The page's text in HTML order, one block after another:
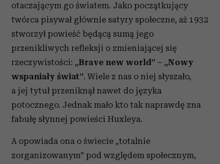
otaczającym go światem. Jako początkujący
twórca pisywał głównie satyry społeczne, aż 1932
stworzył powieść będącą sumą jego
przenikliwych refleksji o zmieniającej się
rzeczywistości: „Brave new world” – „Nowy
wspaniały świat”. Wiele z nas o niej słyszało,
a jej tytuł przeniknął nawet do języka
potocznego. Jednak mało kto tak naprawdę zna
fabułę słynnej powieści Huxleya.
A opowiada ona o świecie „totalnie
zorganizowanym” pod względem społecznym,